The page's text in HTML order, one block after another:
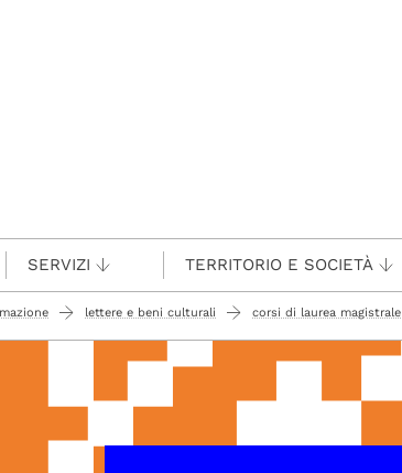
SERVIZI TERRITORIO E SOCIETÀ
lettere e beni culturali corsi di laurea magistrale